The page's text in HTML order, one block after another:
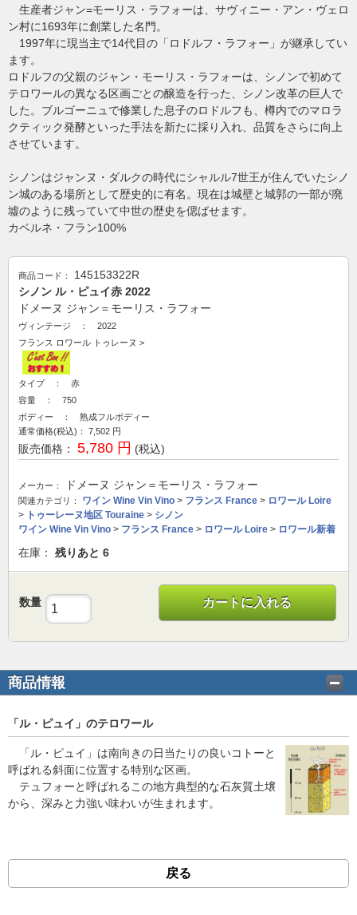
生産者ジャン=モーリス・ラフォーは、サヴィニー・アン・ヴェロ
ン村に1693年に創業した名門。
1997年に現当主で14代目の「ロドルフ・ラフォー」が継承してい
ます。
ロドルフの父親のジャン・モーリス・ラフォーは、シノンで初めて
テロワールの異なる区画ごとの醸造を行った、シノン改革の巨人で
した。ブルゴーニュで修業した息子のロドルフも、樽内でのマロラ
クティック発酵といった手法を新たに採り入れ、品質をさらに向上
させています。
シノンはジャンヌ・ダルクの時代にシャルル7世王が住んでいたシノ
ン城のある場所として歴史的に有名。現在は城壁と城郭の一部が廃
墟のように残っていて中世の歴史を偲ばせます。
カベルネ・フラン100%
商品コード：
145153322R
シノン ル・ピュイ赤 2022
ドメーヌ ジャン＝モーリス・ラフォー
ヴィンテージ ： 2022
フランス ロワール トゥレーヌ >
タイプ ： 赤
容量 ： 750
ボディー ： 熟成フルボディー
通常価格(税込)：
7,502 円
販売価格： 5,780 円 (税込)
メーカー： ドメーヌ ジャン＝モーリス・ラフォー
関連カテゴリ： ワイン Wine Vin Vino > フランス France > ロワール Loire
>
トゥーレーヌ地区 Touraine > シノン
ワイン Wine Vin Vino > フランス France > ロワール Loire > ロワール新着
在庫： 残りあと 6
数量 カートに入れる
商品情報
「ル・ピュイ」のテロワール
「ル・ピュイ」は南向きの日当たりの良いコトーと
呼ばれる斜面に位置する特別な区画。
テュフォーと呼ばれるこの地方典型的な石灰質土壌
から、深みと力強い味わいが生まれます。
戻る